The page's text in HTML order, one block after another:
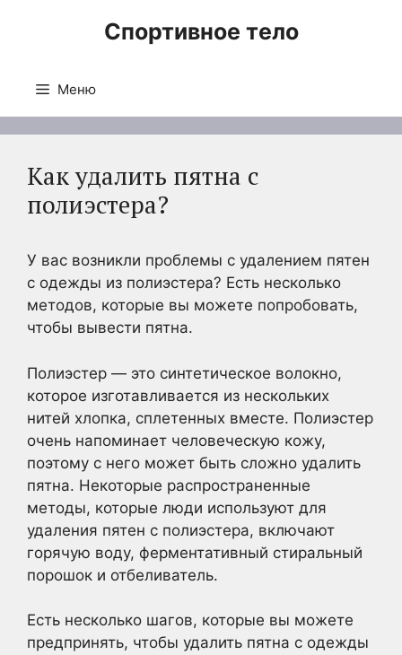
Спортивное тело
Меню
Как удалить пятна с
полиэстера?
У вас возникли проблемы с удалением пятен
с одежды из полиэстера? Есть несколько
методов, которые вы можете попробовать,
чтобы вывести пятна.
Полиэстер — это синтетическое волокно,
которое изготавливается из нескольких
нитей хлопка, сплетенных вместе. Полиэстер
очень напоминает человеческую кожу,
поэтому с него может быть сложно удалить
пятна. Некоторые распространенные
методы, которые люди используют для
удаления пятен с полиэстера, включают
горячую воду, ферментативный стиральный
порошок и отбеливатель.
Есть несколько шагов, которые вы можете
предпринять, чтобы удалить пятна с одежды